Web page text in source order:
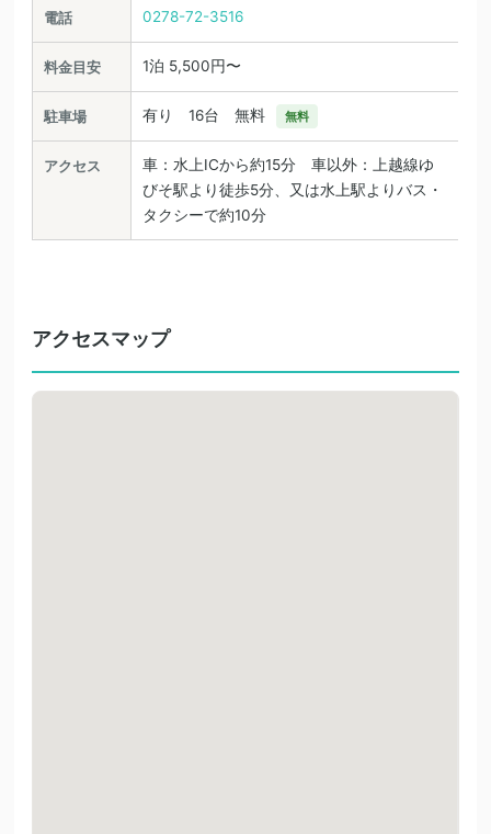
電話 0278-72-3516
料金目安 1泊 5,500円〜
駐車場 有り 16台 無料 無料
アクセス
車：水上ICから約15分 車以外：上越線ゆ
びそ駅より徒歩5分、又は水上駅よりバス・
タクシーで約10分
アクセスマップ